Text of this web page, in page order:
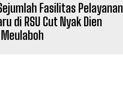
Fasilitas Pelayanan
di RSU Cut Nyak Dien
Meulaboh